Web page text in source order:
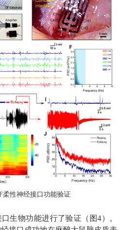
柔性神经接口功能验证
口生物功能进行了验证（图4）。